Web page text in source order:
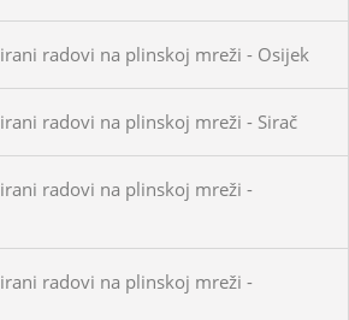
radovi na plinskoj mreži - Osijek
radovi na plinskoj mreži - Sirač
radovi na plinskoj mreži -
radovi na plinskoj mreži -